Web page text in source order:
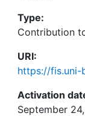
Type:
Contribution
URI:
https://fis.uni-
Activation
September